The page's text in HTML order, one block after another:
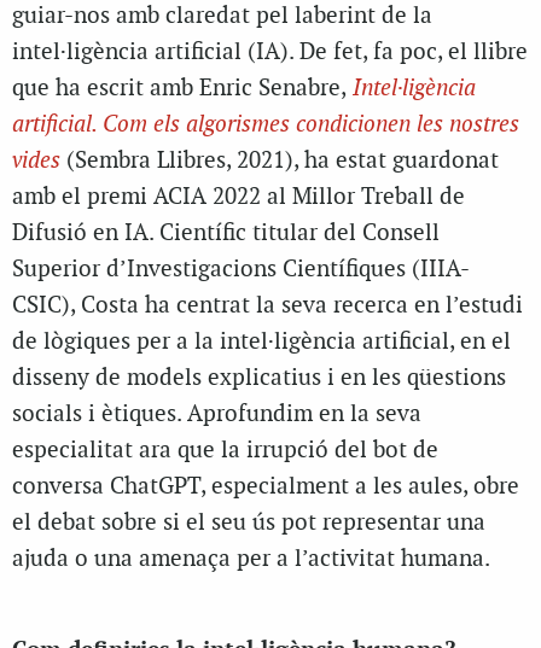
guiar-nos amb claredat pel laberint de la
intel·ligència artificial (IA). De fet, fa poc, el llibre
que ha escrit amb Enric Senabre, Intel·ligència
artificial. Com els algorismes condicionen les nostres
vides (Sembra Llibres, 2021), ha estat guardonat
amb el premi ACIA 2022 al Millor Treball de
Difusió en IA. Científic titular del Consell
Superior d’Investigacions Científiques (IIIA-
CSIC), Costa ha centrat la seva recerca en l’estudi
de lògiques per a la intel·ligència artificial, en el
disseny de models explicatius i en les qüestions
socials i ètiques. Aprofundim en la seva
especialitat ara que la irrupció del bot de
conversa ChatGPT, especialment a les aules, obre
el debat sobre si el seu ús pot representar una
ajuda o una amenaça per a l’activitat humana.